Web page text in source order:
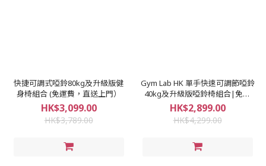
快捷可調式啞鈴80kg及升級版健
身椅組合 (免運費，直送上門）
HK$3,099.00
HK$3,789.00
Gym Lab HK 單手快速可調節啞鈴
40kg及升級版啞鈴椅組合|免運
費|直送上門
HK$2,899.00
HK$4,299.00